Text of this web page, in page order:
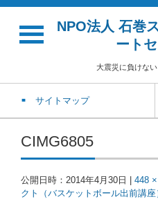
NPO法人 石巻
ート
大震災に負けな
サイトマップ
CIMG6805
公開日時： 2014年4月30日 448
クト（バスケットボール出前講座